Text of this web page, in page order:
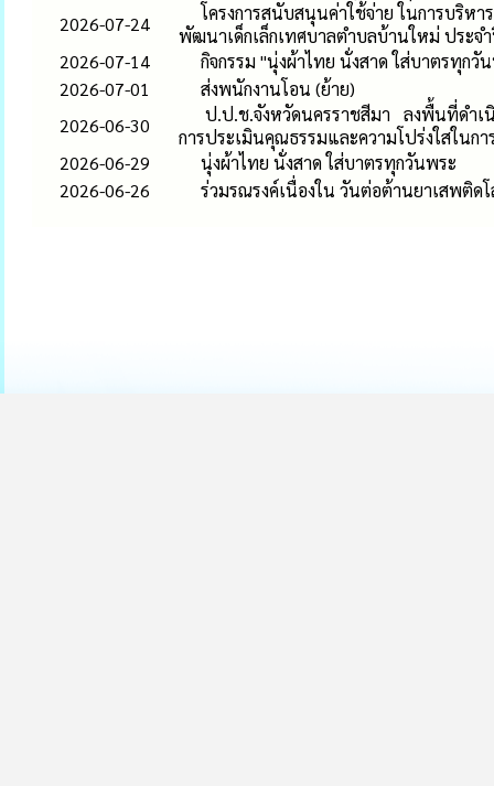
2026-07-24
โครงการสนับสนุนค่าใช้จ่าย ในการบริห
พัฒนาเด็กเล็กเทศบาลตำบลบ้านใหม่ ประ
2026-07-14
กิจกรรม "นุ่งผ้าไทย นั่งสาด ใส่บาตรทุกวั
2026-07-01
ส่งพนักงานโอน (ย้าย)
2026-06-30
ป.ป.ช.จังหวัดนครราชสีมา ลงพื้นที่ดำเนิ
การประเมินคุณธรรมและความโปร่งใสในก
2026-06-29
นุ่งผ้าไทย นั่งสาด ใส่บาตรทุกวันพระ
2026-06-26
ร่วมรณรงค์เนื่องใน วันต่อต้านยาเสพติดโ